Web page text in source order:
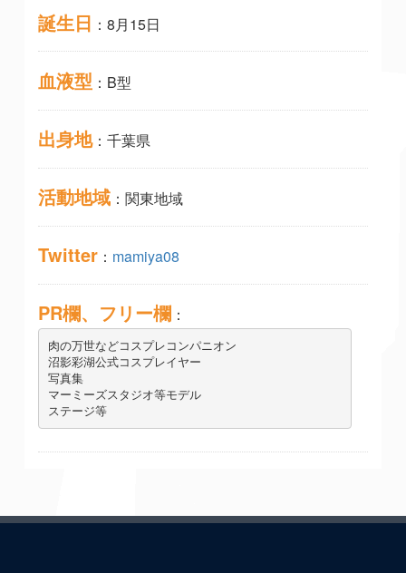
誕生日 ：8月15日
血液型 ：B型
出身地：千葉県
活動地域 ：関東地域
Twitter ： mamiya08
PR欄、フリー欄 ：
肉の万世などコスプレコンパニオン
沼影彩湖公式コスプレイヤー
写真集
マーミーズスタジオ等モデル
ステージ等